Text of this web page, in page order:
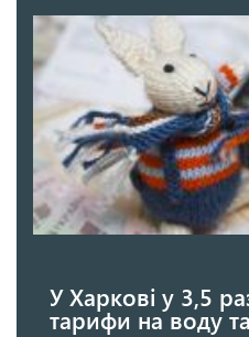
У Харкові у 3,5
тарифи на воду